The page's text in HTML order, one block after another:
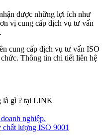
được những lợi ích như
vị cung cấp dịch vụ tư vấn
cung cấp dịch vụ tư vấn ISO
Thông tin chi tiết liên hệ
là gì ? tại LINK
nghiệp.
lượng ISO 9001